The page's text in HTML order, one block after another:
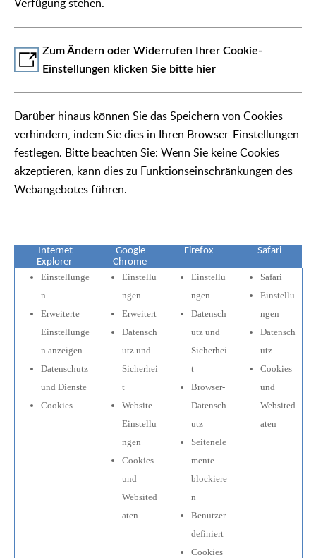
Verfügung stehen.
Zum Ändern oder Widerrufen Ihrer Cookie-
Einstellungen klicken Sie bitte hier
Darüber hinaus können Sie das Speichern von Cookies
verhindern, indem Sie dies in Ihren Browser-Einstellungen
festlegen. Bitte beachten Sie: Wenn Sie keine Cookies
akzeptieren, kann dies zu Funktionseinschränkungen des
Webangebotes führen.
Internet
Explorer
Google
Chrome
Firefox Safari
Einstellunge
n
Erweiterte
Einstellunge
n anzeigen
Datenschutz
und Dienste
Cookies
Einstellu
ngen
Erweitert
Datensch
utz und
Sicherhei
t
Website-
Einstellu
ngen
Cookies
und
Websited
aten
Einstellu
ngen
Datensch
utz und
Sicherhei
t
Browser-
Datensch
utz
Seitenele
mente
blockiere
n
Benutzer
definiert
Cookies
Safari
Einstellu
ngen
Datensch
utz
Cookies
und
Websited
aten